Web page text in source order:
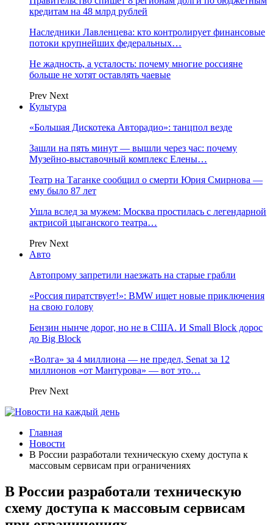
кредитам на 48 млрд рублей
Наследники Лавленцева: кто контролирует финансовые
потоки крупнейших федеральных…
Не жадность, а усталость: почему многие россияне
больше не хотят оставлять чаевые
Prev Next
Культура
«Большая Дискотека Авторадио»: танцпол везде
Зашли на пять минут — вышли через час: почему
Музейно-выставочный комплекс Елены…
Театр на Таганке сообщил о смерти Юрия Смирнова —
ему было 87 лет
Ушла вслед за мужем: Москва простилась с легендарной
актрисой цыганского театра…
Prev Next
Авто
Автопрому запретили наезжать на старые грабли
«Россия пиратствует!»: BMW ищет новые приключения
на свою голову
Бензин нынче дорог, но не в США. И Small Block дорос
до Big Block
«Волга» за 4 миллиона — не предел, Senat за 12
миллионов «от Мантурова» — вот это…
Prev Next
Главная
Новости
В России разработали техническую схему доступа к
массовым сервисам при ограничениях
В России разработали техническую
схему доступа к массовым сервисам